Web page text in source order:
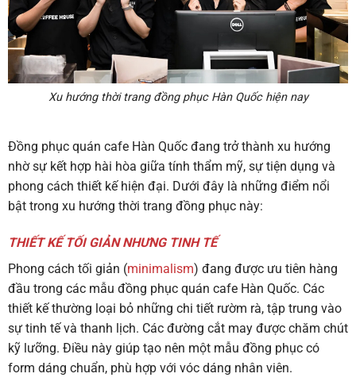
Xu hướng thời trang đồng phục Hàn Quốc hiện nay
Đồng phục quán cafe Hàn Quốc đang trở thành xu hướng
nhờ sự kết hợp hài hòa giữa tính thẩm mỹ, sự tiện dụng và
phong cách thiết kế hiện đại. Dưới đây là những điểm nổi
bật trong xu hướng thời trang đồng phục này:
THIẾT KẾ TỐI GIẢN NHƯNG TINH TẾ
Phong cách tối giản (minimalism) đang được ưu tiên hàng
đầu trong các mẫu đồng phục quán cafe Hàn Quốc. Các
thiết kế thường loại bỏ những chi tiết rườm rà, tập trung vào
sự tinh tế và thanh lịch. Các đường cắt may được chăm chút
kỹ lưỡng. Điều này giúp tạo nên một mẫu đồng phục có
form dáng chuẩn, phù hợp với vóc dáng nhân viên.